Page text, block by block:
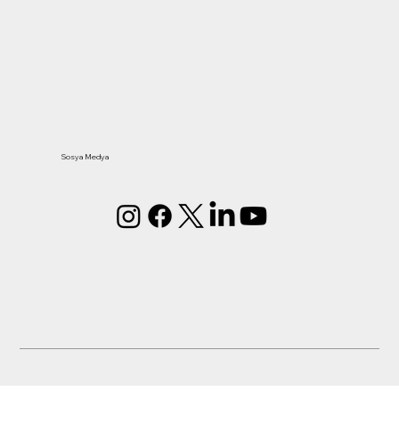
Sosya Medya